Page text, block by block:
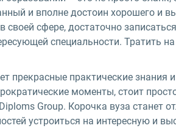
и вполне достоин хорошего и
своей сфере, достаточно
специальности. Тратить
прекрасные практические
моменты, стоит
Group. Корочка вуза станет
устроиться на интересную и